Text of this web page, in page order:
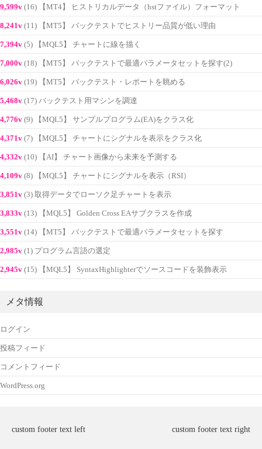
9,599v (16) 【MT4】 ヒストリカルデータ（hstファイル）フォーマット
8,241v (11) 【MT5】 バックテストでヒストリー品質が低い理由
7,394v (5) 【MQL5】 チャートに線を描く
7,000v (18) 【MT5】 バックテストで最適パラメータセットを探す(2)
6,026v (19) 【MT5】 バックテスト・レポートを眺める
5,468v (17) バックテスト用マシンを調達
4,776v (9) 【MQL5】 サンプルプログラム(EA)をクラス化
4,371v (7) 【MQL5】 チャートにシグナルを表示をクラス化
4,332v (10) 【AI】 チャート画像から未来を予測する
4,109v (8) 【MQL5】 チャートにシグナルを表示（RSI）
3,851v (3) 取得データでローソク足チャートを表示
3,833v (13) 【MQL5】 Golden Cross EAサブクラスを作成
3,551v (14) 【MT5】 バックテストで最適パラメータセットを探す
2,985v (1) プログラム言語の選定
2,945v (15) 【MQL5】 SyntaxHighlighterでソースコードを装飾表示
メタ情報
ログイン
投稿フィード
コメントフィード
WordPress.org
custom footer text left custom footer text right